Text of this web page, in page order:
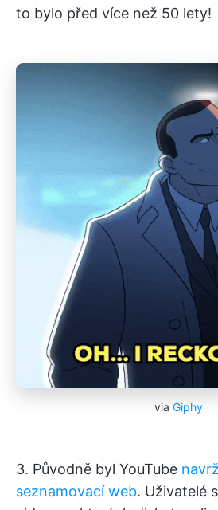
to bylo před více než 50 lety!
via Giphy
3. Původně byl YouTube
seznamovací web. Uživatelé